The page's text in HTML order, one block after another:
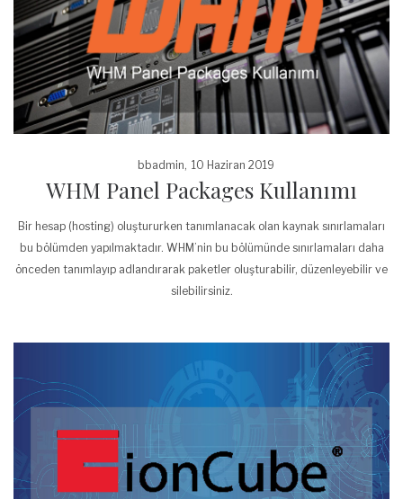
bbadmin Posted
on
10 Haziran 2019
WHM Panel Packages Kullanımı
Bir hesap (hosting) oluştururken tanımlanacak olan kaynak sınırlamaları
bu bölümden yapılmaktadır. WHM’nin bu bölümünde sınırlamaları daha
önceden tanımlayıp adlandırarak paketler oluşturabilir, düzenleyebilir ve
silebilirsiniz.